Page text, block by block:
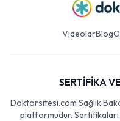
VideolarBlog
SERTİFİKA
Doktorsitesi.com Sağlık
platformudur. Sertifikaları